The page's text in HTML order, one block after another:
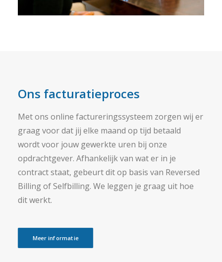
Ons facturatieproces
Met ons online factureringssysteem zorgen wij er
graag voor dat jij elke maand op tijd betaald
wordt voor jouw gewerkte uren bij onze
opdrachtgever. Afhankelijk van wat er in je
contract staat, gebeurt dit op basis van Reversed
Billing of Selfbilling. We leggen je graag uit hoe
dit werkt.
Meer informatie